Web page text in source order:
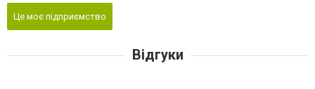
Це моє підприємство
Відгуки